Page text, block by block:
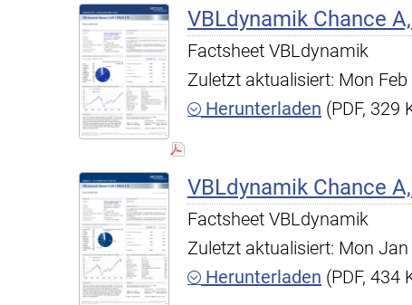
VBLdynamik Chance
Factsheet VBLdynamik
Zuletzt aktualisiert: Mon
Herunterladen (PDF, 329
VBLdynamik Chance
Factsheet VBLdynamik
Zuletzt aktualisiert: Mon
Herunterladen (PDF, 434